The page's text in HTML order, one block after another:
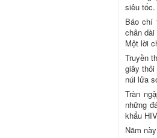
siêu tốc.
Báo chí
chân
Một lời
Truyền
giây
núi lửa
Tràn
những
khẩu
Năm